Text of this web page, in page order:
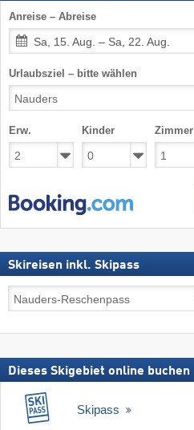
Anreise – Abreise
Sa, 15. Aug. – Sa, 22. Aug.
Urlaubsziel – bitte wählen
Erw. Kinder Zimmer
Skireisen inkl. Skipass
Skireisen
inkl.
Dieses Skigebiet online buchen
Skipass